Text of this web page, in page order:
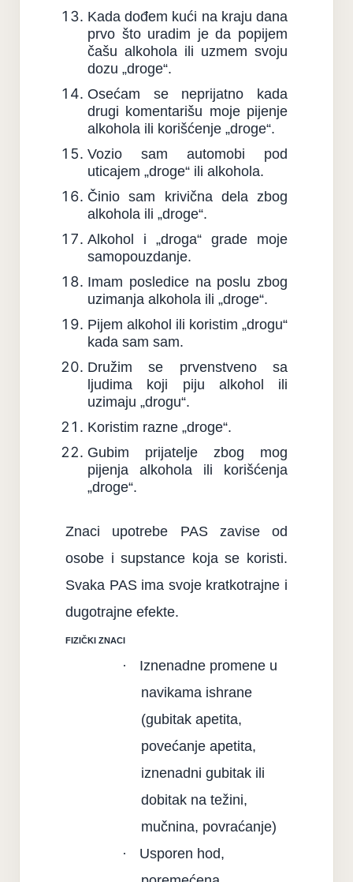
Kada dođem kući na kraju dana
prvo što uradim je da popijem
čašu alkohola ili uzmem svoju
dozu „droge“.
Osećam se neprijatno kada
drugi komentarišu moje pijenje
alkohola ili korišćenje „droge“.
Vozio sam automobi pod
uticajem „droge“ ili alkohola.
Činio sam krivična dela zbog
alkohola ili „droge“.
Alkohol i „droga“ grade moje
samopouzdanje.
Imam posledice na poslu zbog
uzimanja alkohola ili „droge“.
Pijem alkohol ili koristim „drogu“
kada sam sam.
Družim se prvenstveno sa
ljudima koji piju alkohol ili
uzimaju „drogu“.
Koristim razne „droge“.
Gubim prijatelje zbog mog
pijenja alkohola ili korišćenja
„droge“.
Znaci upotrebe PAS zavise od
osobe i supstance koja se koristi.
Svaka PAS ima svoje kratkotrajne i
dugotrajne efekte.
FIZIČKI ZNACI
·
Iznenadne promene u
navikama ishrane
(gubitak apetita,
povećanje apetita,
iznenadni gubitak ili
dobitak na težini,
mučnina, povraćanje)
·
Usporen hod,